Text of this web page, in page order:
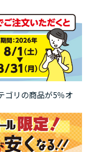
ゴリの商品が5％オ